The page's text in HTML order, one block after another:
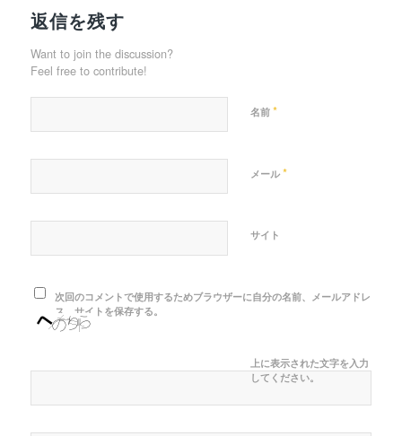
返信を残す
Want to join the discussion?
Feel free to contribute!
名前 *
メール *
サイト
次回のコメントで使用するためブラウザーに自分の名前、メールアドレ
ス、サイトを保存する。
上に表示された文字を入力
してください。